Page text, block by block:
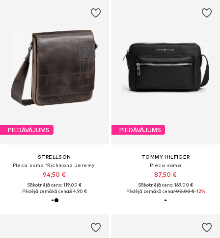
PIEDĀVĀJUMS
STRELLSON
Pleca soma 'Richmond Jeremy'
94,50 €
Sākotnējā cena: 119,00 €
Pēdējā zemākā cena:84,90 €
PIEDĀVĀJUMS
TOMMY HILFIGER
Pleca soma
87,50 €
Sākotnējā cena: 169,00 €
Pēdējā zemākā cena:100,00 €-12%